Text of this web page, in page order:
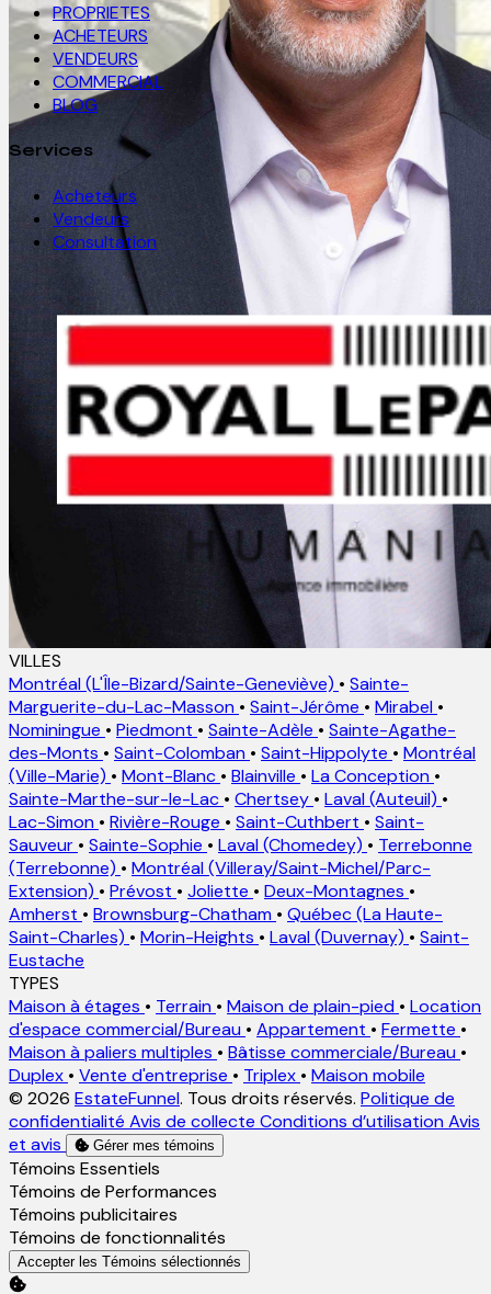
PROPRIETES
ACHETEURS
VENDEURS
COMMERCIAL
BLOG
Services
Acheteurs
Vendeurs
Consultation
VILLES
Montréal (L'Île-Bizard/Sainte-Geneviève) • Sainte-
Marguerite-du-Lac-Masson • Saint-Jérôme • Mirabel •
Nominingue • Piedmont • Sainte-Adèle • Sainte-Agathe-
des-Monts • Saint-Colomban • Saint-Hippolyte • Montréal
(Ville-Marie) • Mont-Blanc • Blainville • La Conception •
Sainte-Marthe-sur-le-Lac • Chertsey • Laval (Auteuil) •
Lac-Simon • Rivière-Rouge • Saint-Cuthbert • Saint-
Sauveur • Sainte-Sophie • Laval (Chomedey) • Terrebonne
(Terrebonne) • Montréal (Villeray/Saint-Michel/Parc-
Extension) • Prévost • Joliette • Deux-Montagnes •
Amherst • Brownsburg-Chatham • Québec (La Haute-
Saint-Charles) • Morin-Heights • Laval (Duvernay) • Saint-
Eustache
TYPES
Maison à étages • Terrain • Maison de plain-pied • Location
d'espace commercial/Bureau • Appartement • Fermette •
Maison à paliers multiples • Bâtisse commerciale/Bureau •
Duplex • Vente d'entreprise • Triplex • Maison mobile
© 2026 EstateFunnel. Tous droits réservés. Politique de
confidentialité Avis de collecte Conditions d’utilisation Avis
et avis
Gérer mes témoins
Activer
Témoins Essentiels
Activer
Témoins de Performances
Activer
Témoins publicitaires
Activer
Témoins de fonctionnalités
Accepter les Témoins sélectionnés